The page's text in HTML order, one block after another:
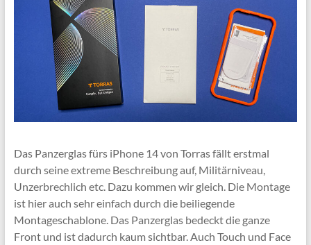
Das Panzerglas fürs iPhone 14 von Torras fällt erstmal
durch seine extreme Beschreibung auf, Militärniveau,
Unzerbrechlich etc. Dazu kommen wir gleich. Die Montage
ist hier auch sehr einfach durch die beiliegende
Montageschablone. Das Panzerglas bedeckt die ganze
Front und ist dadurch kaum sichtbar. Auch Touch und Face